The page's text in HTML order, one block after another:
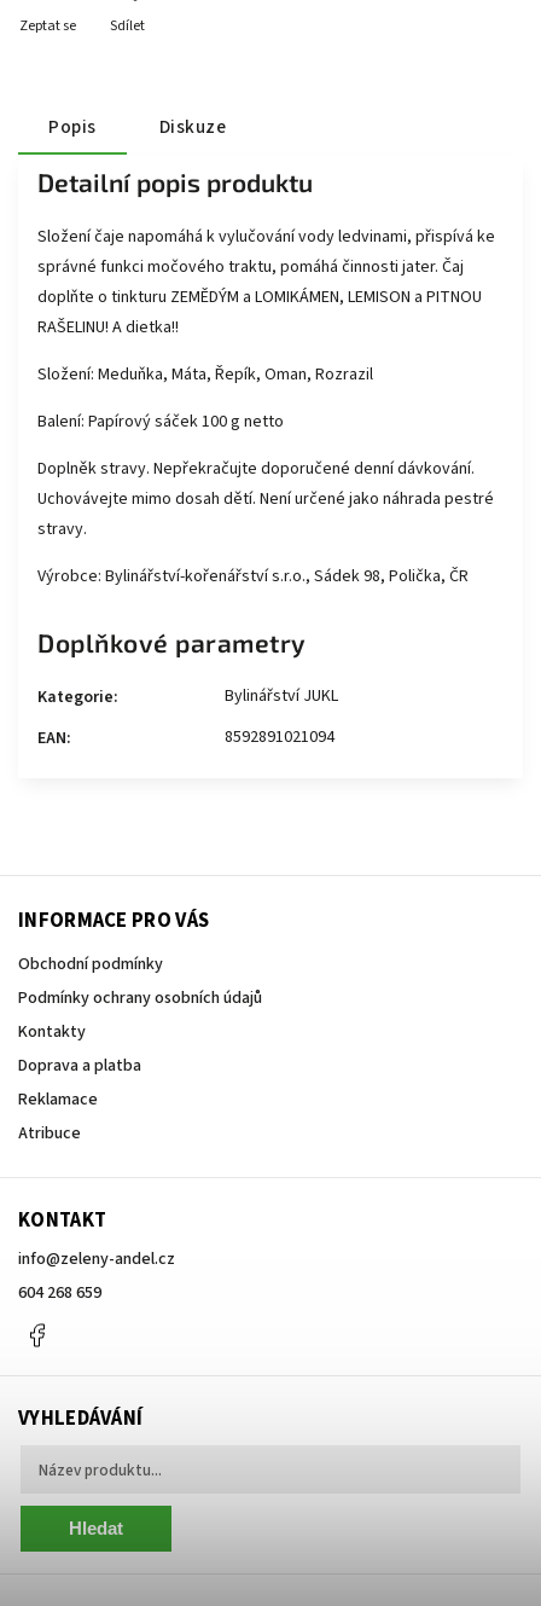
Zeptat se Sdílet
Popis Diskuze
Detailní popis produktu
Složení čaje napomáhá k vylučování vody ledvinami, přispívá ke
správné funkci močového traktu, pomáhá činnosti jater. Čaj
doplňte o tinkturu ZEMĚDÝM a LOMIKÁMEN, LEMISON a PITNOU
RAŠELINU! A dietka!!
Složení: Meduňka, Máta, Řepík, Oman, Rozrazil
Balení: Papírový sáček 100 g netto
Doplněk stravy. Nepřekračujte doporučené denní dávkování.
Uchovávejte mimo dosah dětí. Není určené jako náhrada pestré
stravy.
Výrobce: Bylinářství-kořenářství s.r.o., Sádek 98, Polička, ČR
Doplňkové parametry
Kategorie:
Bylinářství JUKL
EAN: 8592891021094
INFORMACE PRO VÁS
Obchodní podmínky
Podmínky ochrany osobních údajů
Kontakty
Doprava a platba
Reklamace
Atribuce
KONTAKT
info@zeleny-andel.cz
604 268 659
VYHLEDÁVÁNÍ
Hledat